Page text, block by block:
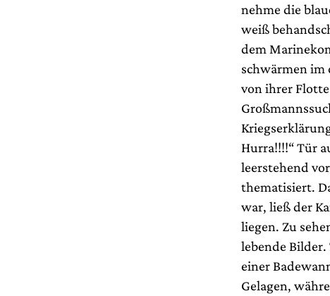
nehme die
weiß
dem
schwärmen
von ihrer
Hurra!!!!“ Tür
leerstehend
thematisiert.
war, ließ der
liegen. Zu
lebende
einer
Gelagen,